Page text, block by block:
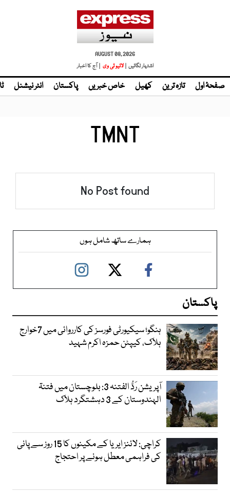
AUGUST 08, 2026
اشتہار لگائیں | لائیو ٹی وی | آج کا اخبار
صفحۂ اول تازہ ترین کھیل خاص خبریں پاکستان انٹر نیشنل
TMNT
No Post found
ہمارے ساتھ شامل ہوں
پاکستان
ہنگو؛ سیکیورٹی فورسز کی کارروائی میں 7خوارج
ہلاک، کیپٹن حمزہ اکرم شہید
آپریشن رَدُّ الفتنہ 3: بلوچستان میں فتنۃ
الہندوستان کے 3 دہشتگرد ہلاک
کراچی: لائنز ایریا کے مکینوں کا 15 روز سے پانی
کی فراہمی معطل ہونے پر احتجاج